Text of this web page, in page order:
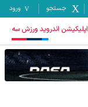
جستجو ورود
اپلیکیشن اندروید ورزش سه